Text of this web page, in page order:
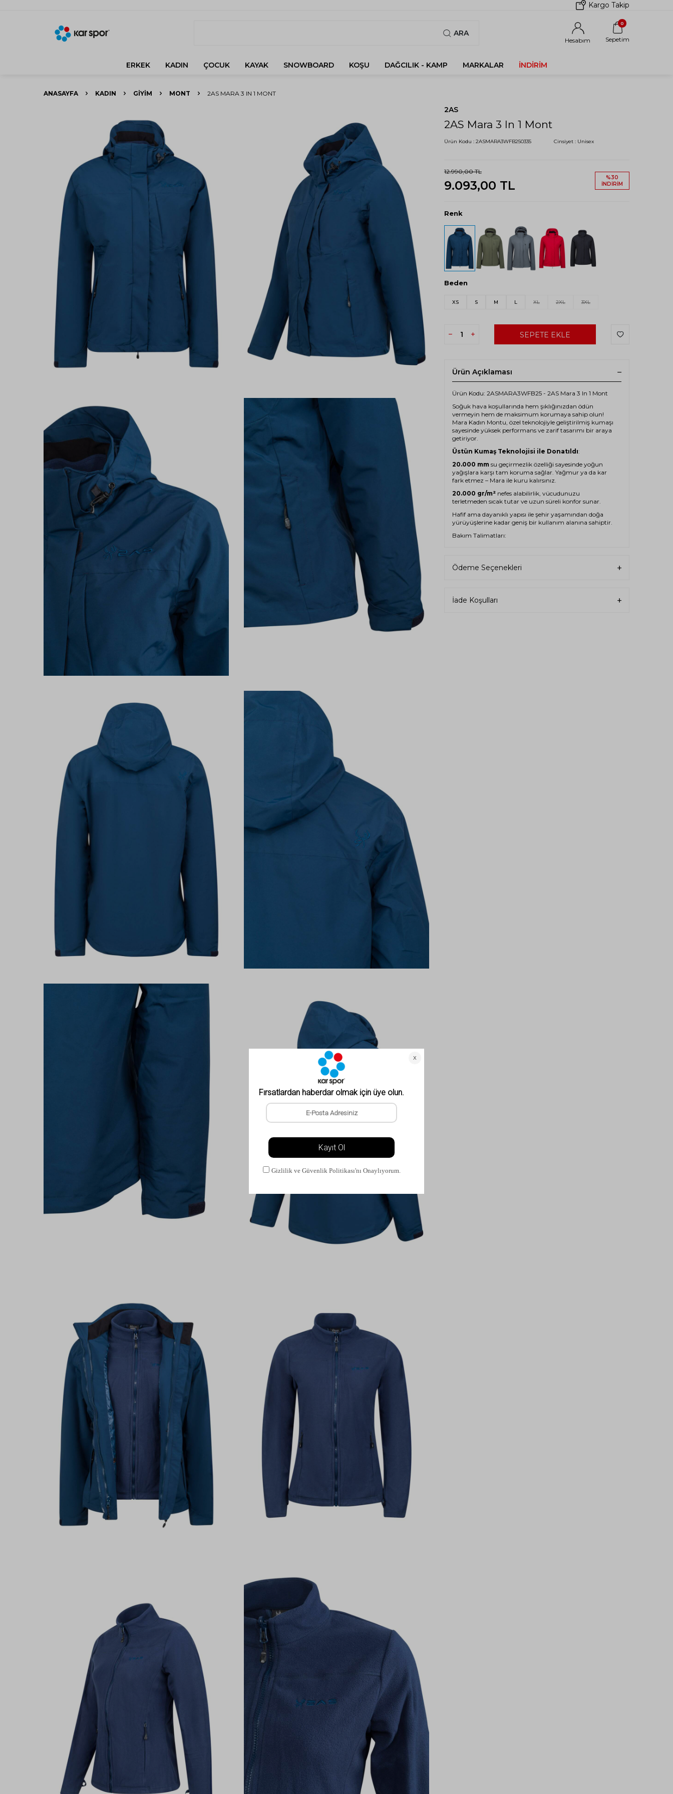
Kargo Takip
ARA
Hesabım
0
Sepetim
ERKEK KADIN ÇOCUK KAYAK SNOWBOARD KOŞU DAĞCILIK - KAMP MARKALAR İNDIRIM
ANASAYFA KADIN GIYIM MONT 2AS MARA 3 IN 1 MONT
2AS
2AS Mara 3 In 1 Mont
Ürün Kodu : 2ASMARA3WFB250335 Cinsiyet : Unisex
12.990,00TL
9.093,00 TL
%30
İNDIRIM
Renk
Beden
XS S M L XL 2XL 3XL
SEPETE EKLE
Ürün Açıklaması
Ürün Kodu: 2ASMARA3WFB25 - 2AS Mara 3 In 1 Mont
Soğuk hava koşullarında hem şıklığınızdan ödün
vermeyin hem de maksimum korumaya sahip olun!
Mara Kadın Montu, özel teknolojiyle geliştirilmiş kumaşı
sayesinde yüksek performans ve zarif tasarımı bir araya
getiriyor.
Üstün Kumaş Teknolojisi ile Donatıldı:
20.000 mm su geçirmezlik özelliği sayesinde yoğun
yağışlara karşı tam koruma sağlar. Yağmur ya da kar
fark etmez – Mara ile kuru kalırsınız.
20.000 gr/m² nefes alabilirlik, vücudunuzu
terletmeden sıcak tutar ve uzun süreli konfor sunar.
Hafif ama dayanıklı yapısı ile şehir yaşamından doğa
yürüyüşlerine kadar geniş bir kullanım alanına sahiptir.
Bakım Talimatları:
Asarak kurutulabilir
Ödeme Seçenekleri
İade Koşulları